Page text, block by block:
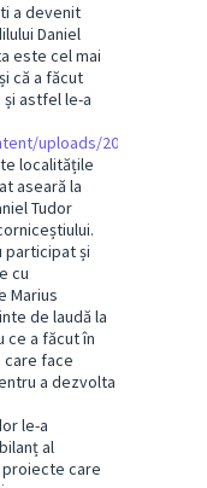
a devenit
Daniel
este cel mai
că a făcut
astfel le-a
uploads/2024/04/
localitățile
aseară la
Tudor
participat și
cu
Marius
de laudă la
ce a făcut în
face
a dezvolta
le-a
al
care